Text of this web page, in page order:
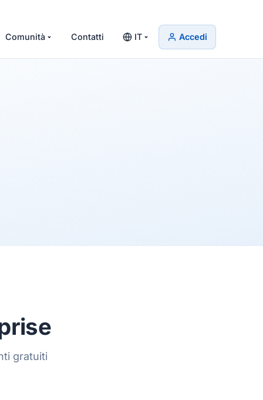
Comunità Contatti IT Accedi
gratuiti